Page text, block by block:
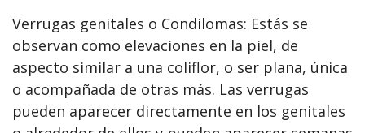
Verrugas genitales o Condilomas: Estás se
observan como elevaciones en la piel, de
aspecto similar a una coliflor, o ser plana, única
o acompañada de otras más. Las verrugas
pueden aparecer directamente en los genitales